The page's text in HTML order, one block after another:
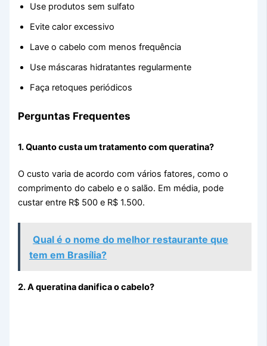
Use produtos sem sulfato
Evite calor excessivo
Lave o cabelo com menos frequência
Use máscaras hidratantes regularmente
Faça retoques periódicos
Perguntas Frequentes
1. Quanto custa um tratamento com queratina?
O custo varia de acordo com vários fatores, como o
comprimento do cabelo e o salão. Em média, pode
custar entre R$ 500 e R$ 1.500.
Qual é o nome do melhor restaurante que
tem em Brasília?
2. A queratina danifica o cabelo?